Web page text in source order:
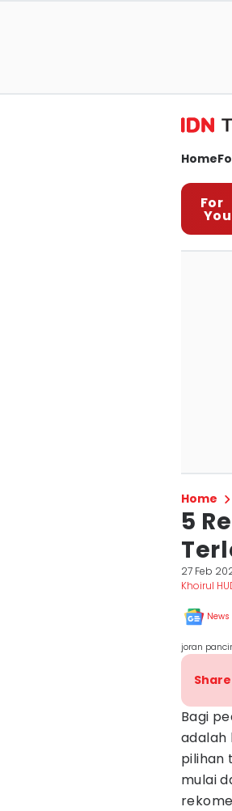
Home
For
You
Home
5
27 Feb
Khoirul
News
joran
Bagi
adalah
pilihan
mulai